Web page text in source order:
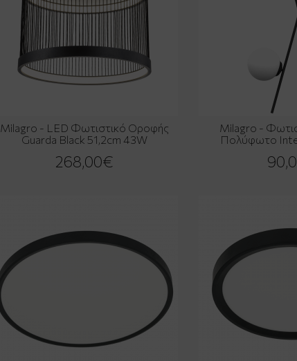
Milagro - LED Φωτιστικό Οροφής
Guarda Black 51,2cm 43W
268,00€
Milagro -
Πολύφωτο